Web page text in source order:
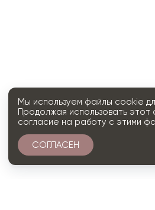
Мы используем файлы cookie
Продолжая использовать этот
согласие на работу с этими
СОГЛАСЕН